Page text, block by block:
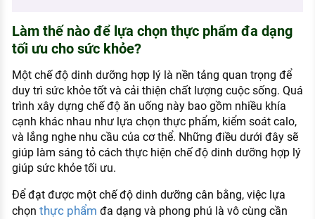
NHÂN SỰ
TUYỂN DỤNG VIỆC LÀM
Làm thế nào để lựa chọn thực phẩm đa dạng
tối ưu cho sức khỏe?
Một chế độ dinh dưỡng hợp lý là nền tảng quan trọng để
duy trì sức khỏe tốt và cải thiện chất lượng cuộc sống. Quá
trình xây dựng chế độ ăn uống này bao gồm nhiều khía
cạnh khác nhau như lựa chọn thực phẩm, kiểm soát calo,
và lắng nghe nhu cầu của cơ thể. Những điều dưới đây sẽ
giúp làm sáng tỏ cách thực hiện chế độ dinh dưỡng hợp lý
giúp sức khỏe tối ưu.
Để đạt được một chế độ dinh dưỡng cân bằng, việc lựa
chọn thực phẩm đa dạng và phong phú là vô cùng cần